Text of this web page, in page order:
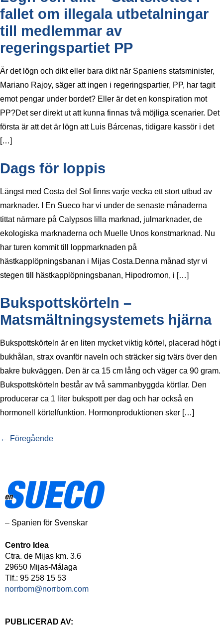
fallet om illegala utbetalningar
till medlemmar av
regeringspartiet PP
Är det lögn och dikt eller bara dikt när Spaniens statsminister,
Mariano Rajoy, säger att ingen i regeringspartier, PP, har tagit
emot pengar under bordet? Eller är det en konspiration mot
PP?Det ser direkt ut att kunna finnas två möjliga scenarier. Det
första är att det är lögn att Luis Bárcenas, tidigare kassör i det
[…]
Dags för loppis
Längst med Costa del Sol finns varje vecka ett stort utbud av
marknader. I En Sueco har vi under de senaste månaderna
tittat närmare på Calypsos lilla marknad, julmarknader, de
ekologiska marknaderna och Muelle Unos konstmarknad. Nu
har turen kommit till loppmarknaden på
hästkapplöpningsbanan i Mijas Costa.Denna månad styr vi
stegen till hästkapplöpningsbanan, Hipodromon, i […]
Bukspottskörteln –
Matsmältningsystemets hjärna
Bukspottskörteln är en liten mycket viktig körtel, placerad högt i
bukhålan, strax ovanför naveln och sträcker sig tvärs över den
bakre bukväggen. Den är ca 15 cm lång och väger ca 90 gram.
Bukspottskörteln består av två sammanbyggda körtlar. Den
producerar ca 1 liter bukspott per dag och har också en
hormonell körtelfunktion. Hormonproduktionen sker […]
← Föregående
– Spanien för Svenskar
Centro Idea
Ctra. de Mijas km. 3.6
29650 Mijas-Málaga
Tlf.: 95 258 15 53
norrbom@norrbom.com
PUBLICERAD AV: